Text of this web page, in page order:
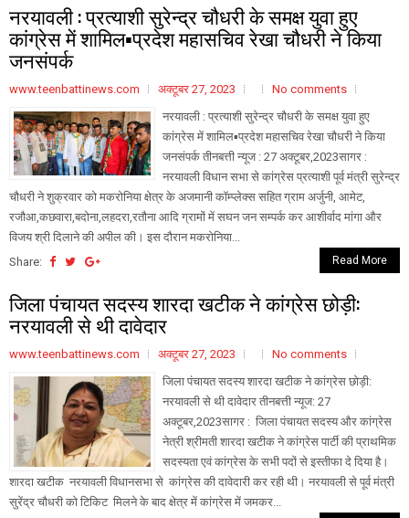
नरयावली : प्रत्याशी सुरेन्द्र चौधरी के समक्ष युवा हुए
कांग्रेस में शामिल▪️प्रदेश महासचिव रेखा चौधरी ने किया
जनसंपर्क
www.teenbattinews.com अक्टूबर 27, 2023
No comments
नरयावली : प्रत्याशी सुरेन्द्र चौधरी के समक्ष युवा हुए
कांग्रेस में शामिल▪️प्रदेश महासचिव रेखा चौधरी ने किया
जनसंपर्क तीनबत्ती न्यूज : 27 अक्टूबर,2023सागर :
नरयावली विधान सभा से कांग्रेस प्रत्याशी पूर्व मंत्री सुरेन्द्र
चौधरी ने शुक्रवार को मकरोनिया क्षेत्र के अजमानी कॉम्प्लेक्स सहित ग्राम अर्जुनी, आमेट,
रजौआ,कछवारा,बदोना,लहदरा,रतौना आदि ग्रामों में सघन जन सम्पर्क कर आशीर्वाद मांगा और
विजय श्री दिलाने की अपील की। इस दौरान मकरोनिया...
Share:
Read More
जिला पंचायत सदस्य शारदा खटीक ने कांग्रेस छोड़ी:
नरयावली से थी दावेदार
www.teenbattinews.com अक्टूबर 27, 2023
No comments
जिला पंचायत सदस्य शारदा खटीक ने कांग्रेस छोड़ी:
नरयावली से थी दावेदार तीनबत्ती न्यूज: 27
अक्टूबर,2023सागर : जिला पंचायत सदस्य और कांग्रेस
नेत्री श्रीमती शारदा खटीक ने कांग्रेस पार्टी की प्राथमिक
सदस्यता एवं कांग्रेस के सभी पदों से इस्तीफा दे दिया है।
शारदा खटीक नरयावली विधानसभा से कांग्रेस की दावेदारी कर रही थी। नरयावली से पूर्व मंत्री
सुरेंद्र चौधरी को टिकिट मिलने के बाद क्षेत्र में कांग्रेस में जमकर...